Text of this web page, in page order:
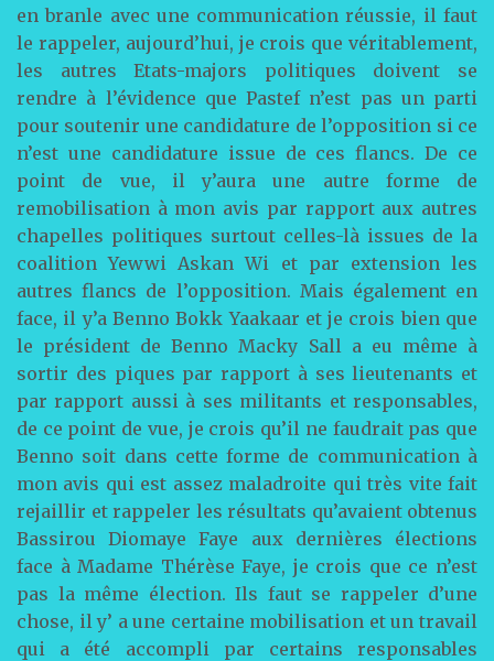
en branle avec une communication réussie, il faut
le rappeler, aujourd’hui, je crois que véritablement,
les autres Etats-majors politiques doivent se
rendre à l’évidence que Pastef n’est pas un parti
pour soutenir une candidature de l’opposition si ce
n’est une candidature issue de ces flancs. De ce
point de vue, il y’aura une autre forme de
remobilisation à mon avis par rapport aux autres
chapelles politiques surtout celles-là issues de la
coalition Yewwi Askan Wi et par extension les
autres flancs de l’opposition. Mais également en
face, il y’a Benno Bokk Yaakaar et je crois bien que
le président de Benno Macky Sall a eu même à
sortir des piques par rapport à ses lieutenants et
par rapport aussi à ses militants et responsables,
de ce point de vue, je crois qu’il ne faudrait pas que
Benno soit dans cette forme de communication à
mon avis qui est assez maladroite qui très vite fait
rejaillir et rappeler les résultats qu’avaient obtenus
Bassirou Diomaye Faye aux dernières élections
face à Madame Thérèse Faye, je crois que ce n’est
pas la même élection. Ils faut se rappeler d’une
chose, il y’ a une certaine mobilisation et un travail
qui a été accompli par certains responsables